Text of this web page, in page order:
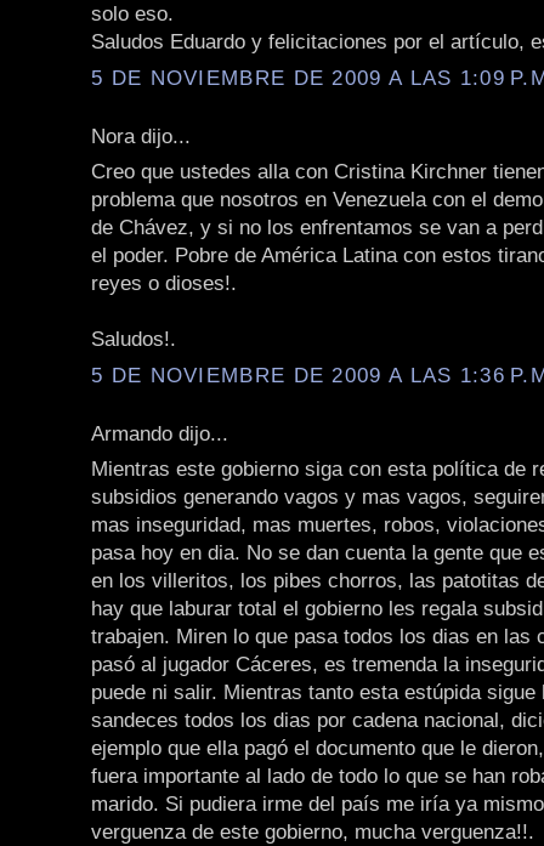
solo eso.
Saludos Eduardo y felicitaciones por el artículo,
5 DE NOVIEMBRE DE 2009 A LAS 1:09
Nora dijo...
Creo que ustedes alla con Cristina Kirchner
problema que nosotros en Venezuela con el
de Chávez, y si no los enfrentamos se van a
el poder. Pobre de América Latina con estos
reyes o dioses!.
Saludos!.
5 DE NOVIEMBRE DE 2009 A LAS 1:36
Armando dijo...
Mientras este gobierno siga con esta política de
subsidios generando vagos y mas vagos,
mas inseguridad, mas muertes, robos,
pasa hoy en dia. No se dan cuenta la gente que
en los villeritos, los pibes chorros, las patotitas
hay que laburar total el gobierno les regala
trabajen. Miren lo que pasa todos los dias en las
pasó al jugador Cáceres, es tremenda la
puede ni salir. Mientras tanto esta estúpida sigue
sandeces todos los dias por cadena nacional,
ejemplo que ella pagó el documento que le
fuera importante al lado de todo lo que se han
marido. Si pudiera irme del país me iría ya
verguenza de este gobierno, mucha verguenza!!.